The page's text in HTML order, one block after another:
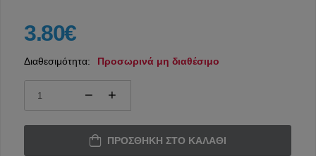
3.80€
Διαθεσιμότητα: Προσωρινά μη διαθέσιμο
ΠΡΟΣΘΉΚΗ ΣΤΟ ΚΑΛΆΘΙ